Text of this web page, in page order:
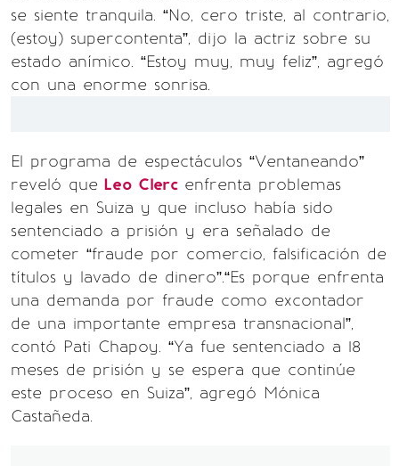
se siente tranquila. “No, cero triste, al contrario,
(estoy) supercontenta”, dijo la actriz sobre su
estado anímico. “Estoy muy, muy feliz”, agregó
con una enorme sonrisa.
El programa de espectáculos “Ventaneando”
reveló que Leo Clerc enfrenta problemas
legales en Suiza y que incluso había sido
sentenciado a prisión y era señalado de
cometer “fraude por comercio, falsificación de
títulos y lavado de dinero”.“Es porque enfrenta
una demanda por fraude como excontador
de una importante empresa transnacional”,
contó Pati Chapoy. “Ya fue sentenciado a 18
meses de prisión y se espera que continúe
este proceso en Suiza”, agregó Mónica
Castañeda.